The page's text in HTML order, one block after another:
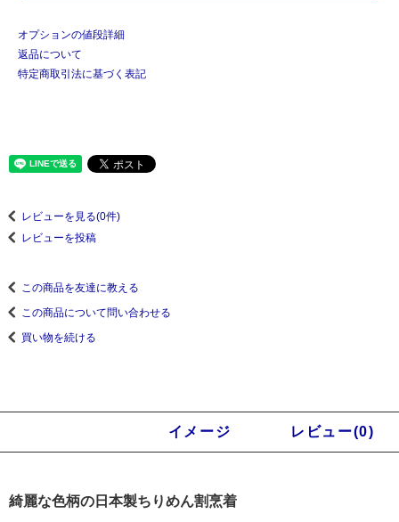
オプションの値段詳細
返品について
特定商取引法に基づく表記
レビューを見る(0件)
レビューを投稿
この商品を友達に教える
この商品について問い合わせる
買い物を続ける
イメージ レビュー(0)
綺麗な色柄の日本製ちりめん割烹着